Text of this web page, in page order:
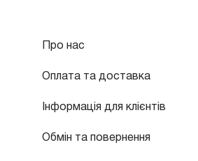
Про нас
Оплата та доставка
Інформація для клієнтів
Обмін та повернення